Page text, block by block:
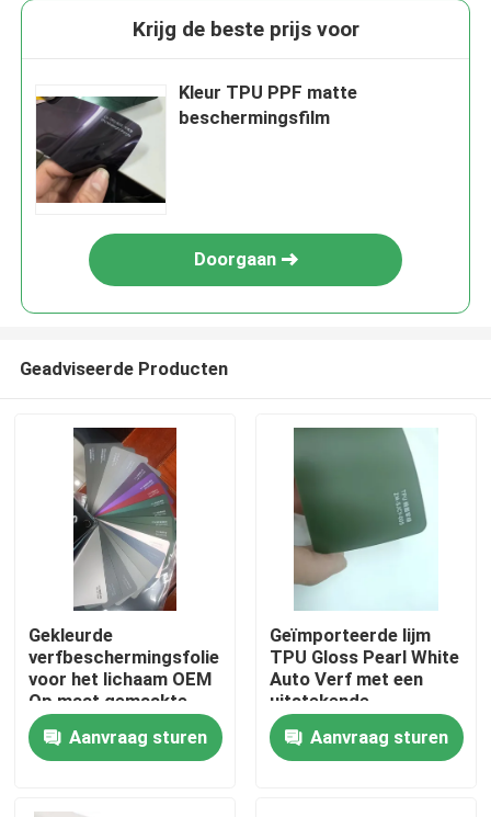
Krijg de beste prijs voor
Kleur TPU PPF matte
beschermingsfilm
Doorgaan
Geadviseerde Producten
Gekleurde
verfbeschermingsfolie
voor het lichaam OEM
Op maat gemaakte
specificatieverzoek
Aanvraag sturen
Geïmporteerde lijm
TPU Gloss Pearl White
Auto Verf met een
uitstekende
duurzaamheid
Aanvraag sturen